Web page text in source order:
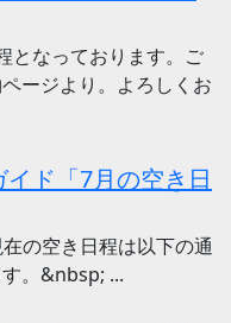
となっております。ご
ージより。よろしくお
ド「7月の空き日
の空き日程は以下の通
。&nbsp; ...